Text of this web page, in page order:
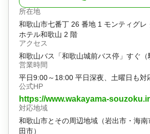
所在地
和歌山市七番丁 26 番地 1 モンティグレ
ホテル和歌山 2 階
アクセス
和歌山バス「和歌山城前バス停」すぐ（
営業時間
平日9:00～18:00 平日深夜、土曜日も対
公式HP
https://www.wakayama-
対応地域
和歌山市とその周辺地域（岩出市・海
田市）